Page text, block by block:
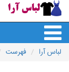
لباس آرا فهرست